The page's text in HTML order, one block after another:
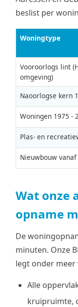
beslist per
Woningtype
Vooroorlogs lint
omgeving)
Naoorlogse kern
Woningen 1975 -
Plas- en
Nieuwbouw vanaf
Wat onze
opname
De
minuten. Onze
legt onder meer
Alle
kruipruimte,